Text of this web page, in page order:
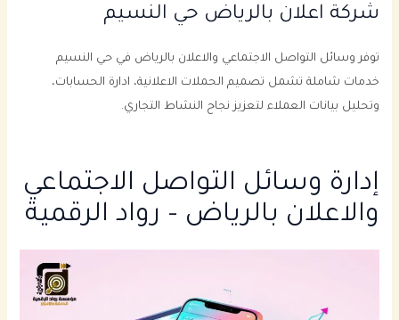
شركة اعلان بالرياض حي النسيم
توفر وسائل التواصل الاجتماعي والاعلان بالرياض في حي النسيم
خدمات شاملة تشمل تصميم الحملات الاعلانية، ادارة الحسابات،
وتحليل بيانات العملاء لتعزيز نجاح النشاط التجاري.
إدارة وسائل التواصل الاجتماعي
والاعلان بالرياض – رواد الرقمية